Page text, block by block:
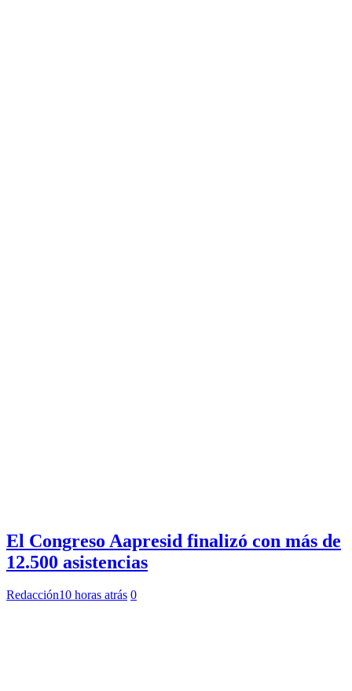
El Congreso Aapresid finalizó con más de
12.500 asistencias
Redacción10 horas atrás 0